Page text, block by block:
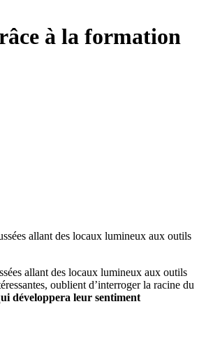
à la formation
allant des locaux lumineux aux outils
allant des locaux lumineux aux outils
oublient d’interroger la racine du
développera leur sentiment